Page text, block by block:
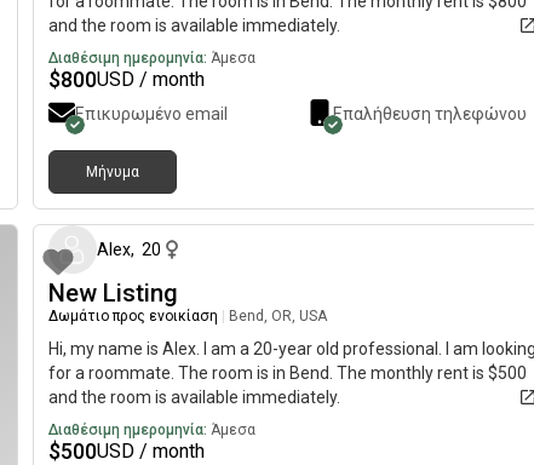
and the room is available immediately.
Διαθέσιμη ημερομηνία: Άμεσα
$800USD / month
Επικυρωμένο email Επαλήθευση τηλεφώνου
Μήνυμα
Alex, 20
New Listing
Δωμάτιο προς ενοικίαση Bend, OR, USA
Hi, my name is Alex. I am a 20-year old professional. I am looking
for a roommate. The room is in Bend. The monthly rent is $500
and the room is available immediately.
Διαθέσιμη ημερομηνία: Άμεσα
$500USD / month